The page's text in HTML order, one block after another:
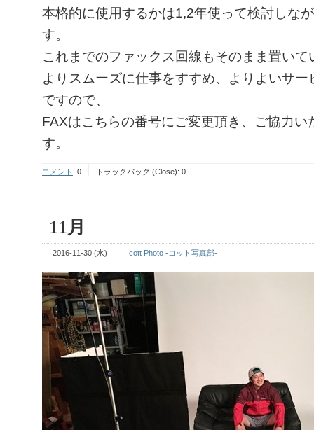
本格的に使用するかは1,2年使って検討しな
す。
これまでのファックス回線もそのまま置いて
よりスムーズに仕事をすすめ、よりよいサ
ですので、
FAXはこちらの番号にご変更頂き、ご協力い
す。
コメント : 0 トラックバック (Close): 0
11月
2016-11-30 (水) cott Photo -コット写真部-